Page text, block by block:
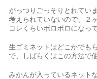
がっつりごっそりとれてい
考えられていないので、２
コレくらいボロボロになっ
生ゴミネットはどこかでも
で、しばらくはこの方法で
みかんが入っているネット